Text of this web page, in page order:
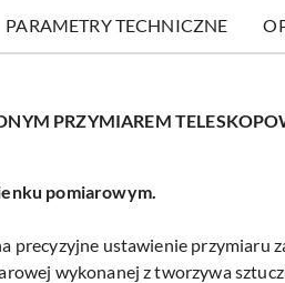
PARAMETRY TECHNICZNE
PRZYMIAREM
pomiarowym.
precyzyjne ustawienie przymiaru
wykonanej z tworzywa